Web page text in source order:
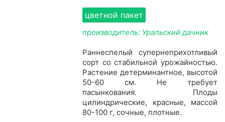
цветной пакет
производитель: Уральский дачник
Раннеспелый супернеприхотливый
сорт со стабильной урожайностью.
Растение детерминантное, высотой
50-60 см. Не требует
пасынкования. Плоды
цилиндрические, красные, массой
80-100 г, сочные, плотные.